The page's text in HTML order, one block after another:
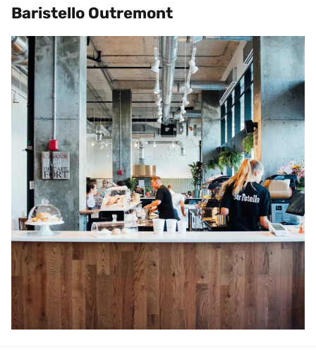
Baristello Outremont